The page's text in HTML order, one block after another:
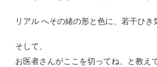
リアル へその緒の形と色に、若干ひ
そして、
お医者さんがここを切ってね、と教え